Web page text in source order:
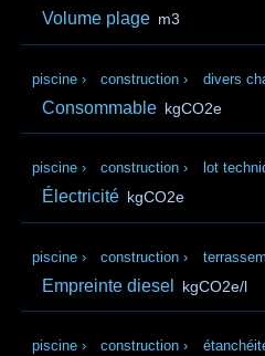
Volume plage m3
piscine › construction › divers
Consommable kgCO2e
piscine › construction › lot
Électricité kgCO2e
piscine › construction ›
Empreinte diesel kgCO2e/l
piscine › construction ›